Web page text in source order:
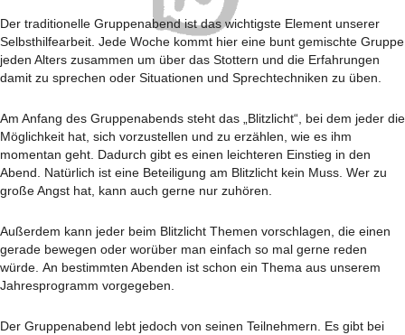
Der traditionelle Gruppenabend ist das wichtigste Element unserer
Selbsthilfearbeit. Jede Woche kommt hier eine bunt gemischte Gruppe
jeden Alters zusammen um über das Stottern und die Erfahrungen
damit zu sprechen oder Situationen und Sprechtechniken zu üben.
Am Anfang des Gruppenabends steht das „Blitzlicht“, bei dem jeder die
Möglichkeit hat, sich vorzustellen und zu erzählen, wie es ihm
momentan geht. Dadurch gibt es einen leichteren Einstieg in den
Abend. Natürlich ist eine Beteiligung am Blitzlicht kein Muss. Wer zu
große Angst hat, kann auch gerne nur zuhören.
Außerdem kann jeder beim Blitzlicht Themen vorschlagen, die einen
gerade bewegen oder worüber man einfach so mal gerne reden
würde. An bestimmten Abenden ist schon ein Thema aus unserem
Jahresprogramm vorgegeben.
Der Gruppenabend lebt jedoch von seinen Teilnehmern. Es gibt bei